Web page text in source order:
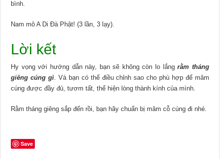
bình.
Nam mô A Di Đà Phật! (3 lần, 3 lạy).
Lời kết
Hy vọng với hướng dẫn này, bạn sẽ không còn lo lắngrằm tháng
giêng cúng gì. Và bạn có thể điều chỉnh sao cho phù hợp để mâm
cúng được đầy đủ, tươm tất, thể hiện lòng thành kính của mình.
Rằm tháng giêng sắp đến rồi, bạn hãy chuẩn bị mâm cỗ cúng đi nhé.
Save